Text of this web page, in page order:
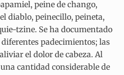
peine de chango,
diablo, peinecillo, peineta,
tzine. Se ha documentado
padecimientos; las
el dolor de cabeza. Al
cantidad considerable de